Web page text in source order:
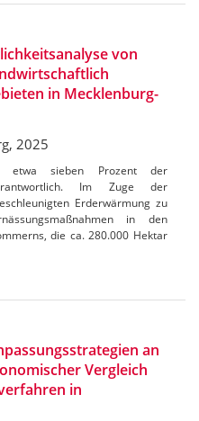
von
in Mecklenburg-
2025
etwa sieben Prozent der
Im Zuge der
Erderwärmung zu
in den
die ca. 280.000 Hektar
an
Vergleich
in